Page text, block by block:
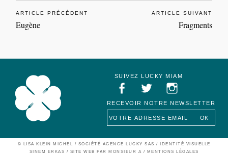
ARTICLE PRÉCÉDENT
Eugène
ARTICLE SUIVANT
Fragments
SUIVEZ LUCKY MIAM
RECEVOIR NOTRE NEWSLETTER
© LISA KLEIN MICHEL / SOCIÉTÉ AGENCE LUCKY SAS / IDENTITÉ VISUELLE
SINEM ERKAS / SITE WEB PAR MONSIEUR A / MENTIONS LÉGALES